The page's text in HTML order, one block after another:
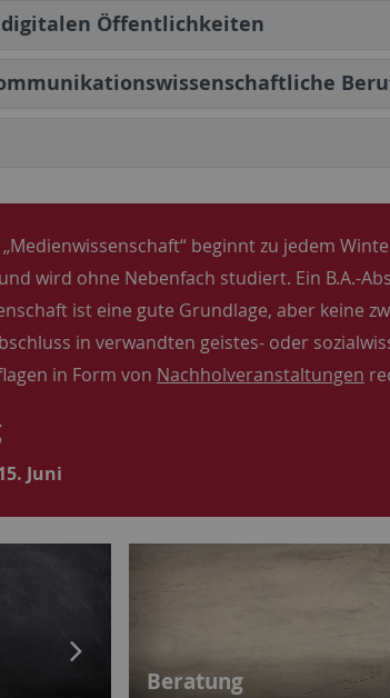
Öffentlichkeiten
beginnt zu jedem
wird ohne Nebenfach studiert. Ein B.A.-
ist eine gute Grundlage, aber keine
in verwandten geistes- oder
in Form von Nachholveranstaltungen
Juni
Beratung